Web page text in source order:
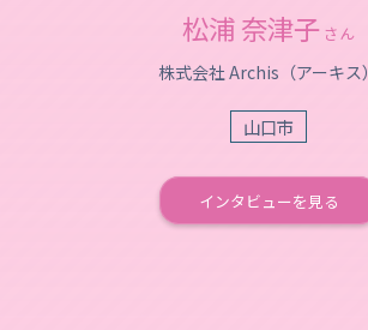
松浦 奈津子 さん
株式会社 Archis（アーキス）
山口市
インタビューを見る